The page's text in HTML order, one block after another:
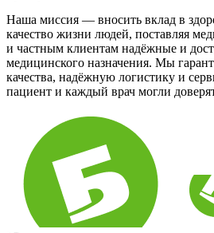
Наша миссия — вносить вклад в
качество жизни людей, поставляя
и частным клиентам надёжные и
медицинского назначения. Мы
качества, надёжную логистику и
пациент и каждый врач могли